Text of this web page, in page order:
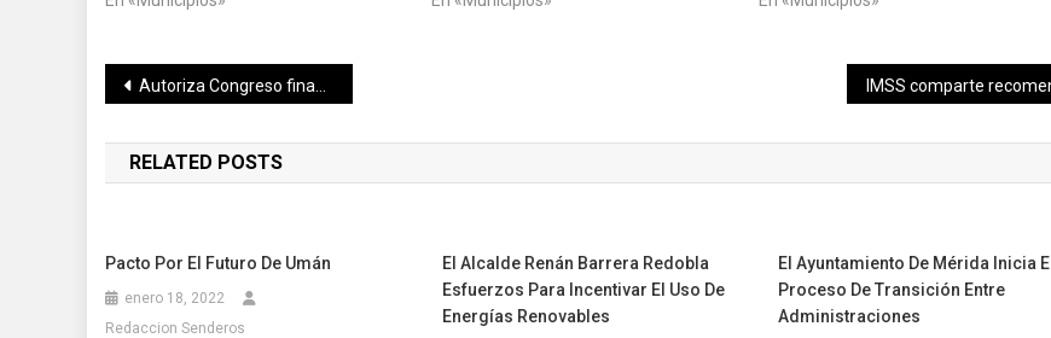
Navegación
de
entradas
Autoriza Congreso financiamiento para apuntalar la reactivación económica de Quintana Roo
RELATED POSTS
Pacto Por El Futuro De Umán
enero 18, 2022
Redaccion Senderos
El Alcalde Renán Barrera Redobla
Esfuerzos Para Incentivar El Uso De
Energías Renovables
El Ayuntamiento De Mérida Inicia El
Proceso De Transición Entre
Administraciones